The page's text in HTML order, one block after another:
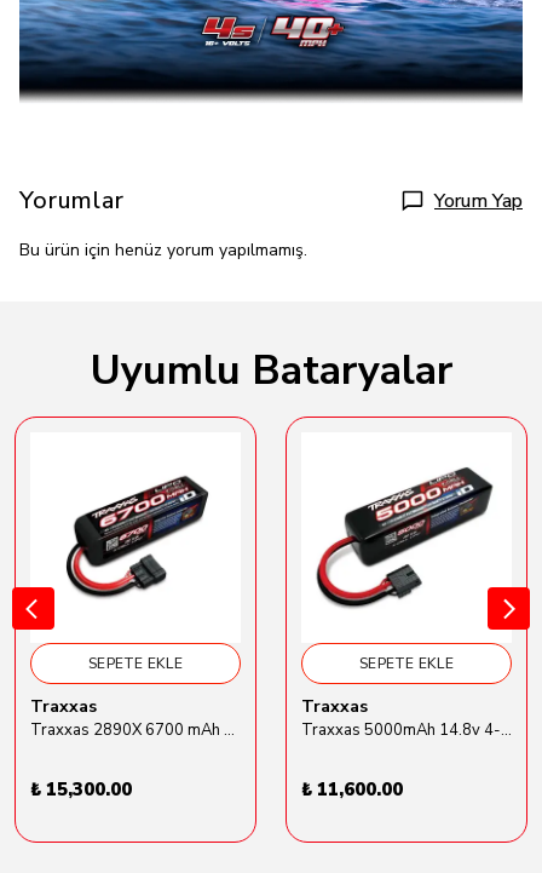
Yorumlar Yorum Yap
Bu ürün için henüz yorum yapılmamış.
Uyumlu Bataryalar
SEPETE EKLE
Traxxas
Traxxas 2890X 6700 mAh 14.8V 4s Lipo Batarya
₺ 15,300.00
SEPETE EKLE
Traxxas
Traxxas 5000mAh 14.8v 4-Cell 25C LiPo Batarya
₺ 11,600.00